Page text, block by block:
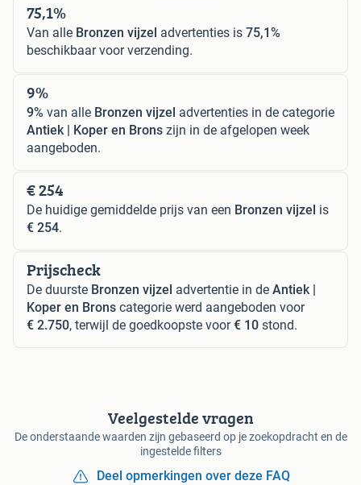
75,1%
Van alle Bronzen vijzel advertenties is 75,1%
beschikbaar voor verzending.
9%
9% van alle Bronzen vijzel advertenties in de categorie
Antiek | Koper en Brons zijn in de afgelopen week
aangeboden.
€ 254
De huidige gemiddelde prijs van een Bronzen vijzel is
€ 254.
Prijscheck
De duurste Bronzen vijzel advertentie in de Antiek |
Koper en Brons categorie werd aangeboden voor
€ 2.750, terwijl de goedkoopste voor€ 10 stond.
Veelgestelde vragen
De onderstaande waarden zijn gebaseerd op je zoekopdracht en de
ingestelde filters
Deel opmerkingen over deze FAQ